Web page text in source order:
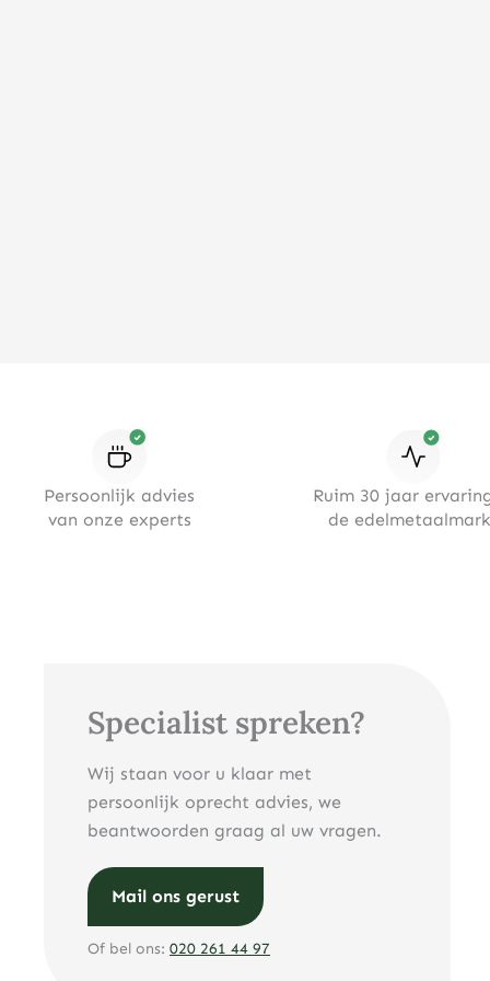
Persoonlijk advies
van onze experts
Ruim 30 jaar
de
Specialist spreken?
Wij staan voor u klaar met
persoonlijk oprecht advies, we
beantwoorden graag al uw vragen.
Mail ons gerust
Of bel ons: 020 261 44 97